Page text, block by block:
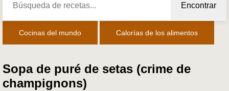
Encontrar
Cocinas del mundo Calorías de los alimentos
Sopa de puré de setas (crime de
champignons)